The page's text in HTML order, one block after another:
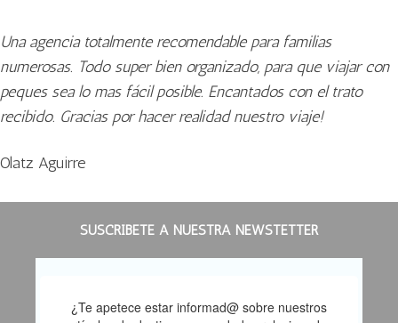
Una agencia totalmente recomendable para familias
numerosas. Todo super bien organizado, para que viajar con
peques sea lo mas fácil posible. Encantados con el trato
recibido. Gracias por hacer realidad nuestro viaje!
Olatz Aguirre
SUSCRÍBETE A NUESTRA NEWSTETTER